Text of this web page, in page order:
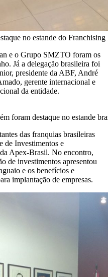
no estande do Franchising
e o Grupo SMZTO foram os
Já a delegação brasileira foi
presidente da ABF, André
gerente internacional e
da entidade.
foram destaque no estande
das franquias brasileiras
de Investimentos e
Apex-Brasil. No encontro,
de investimentos apresentou
e os benefícios e
implantação de empresas.